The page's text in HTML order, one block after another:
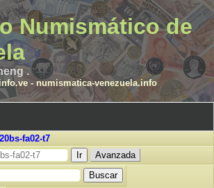
Numismático de
.
- numismatica-venezuela.info
fa02-t7
Avanzada